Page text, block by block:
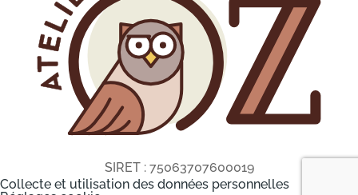
SIRET : 75063707600019
Collecte et utilisation des données personnelles